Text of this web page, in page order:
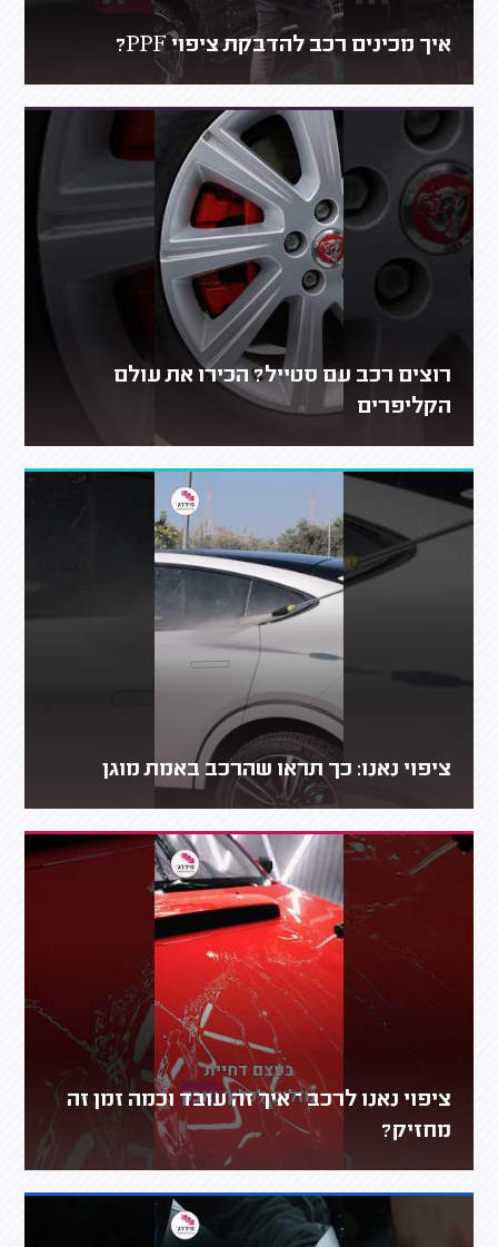
איך מכינים רכב להדבקת ציפוי PPF?
רוצים רכב עם סטייל? הכירו את עולם
הקליפרים
ציפוי נאנו: כך תראו שהרכב באמת מוגן
ציפוי נאנו לרכב – איך זה עובד וכמה זמן זה
מחזיק?